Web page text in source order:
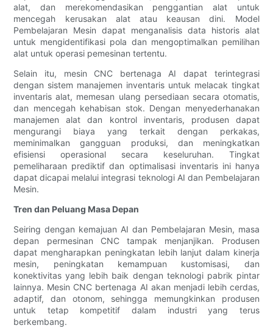
alat, dan merekomendasikan penggantian alat untuk
mencegah kerusakan alat atau keausan dini. Model
Pembelajaran Mesin dapat menganalisis data historis alat
untuk mengidentifikasi pola dan mengoptimalkan pemilihan
alat untuk operasi pemesinan tertentu.
Selain itu, mesin CNC bertenaga AI dapat terintegrasi
dengan sistem manajemen inventaris untuk melacak tingkat
inventaris alat, memesan ulang persediaan secara otomatis,
dan mencegah kehabisan stok. Dengan menyederhanakan
manajemen alat dan kontrol inventaris, produsen dapat
mengurangi biaya yang terkait dengan perkakas,
meminimalkan gangguan produksi, dan meningkatkan
efisiensi operasional secara keseluruhan. Tingkat
pemeliharaan prediktif dan optimalisasi inventaris ini hanya
dapat dicapai melalui integrasi teknologi AI dan Pembelajaran
Mesin.
Tren dan Peluang Masa Depan
Seiring dengan kemajuan AI dan Pembelajaran Mesin, masa
depan permesinan CNC tampak menjanjikan. Produsen
dapat mengharapkan peningkatan lebih lanjut dalam kinerja
mesin, peningkatan kemampuan kustomisasi, dan
konektivitas yang lebih baik dengan teknologi pabrik pintar
lainnya. Mesin CNC bertenaga AI akan menjadi lebih cerdas,
adaptif, dan otonom, sehingga memungkinkan produsen
untuk tetap kompetitif dalam industri yang terus
berkembang.